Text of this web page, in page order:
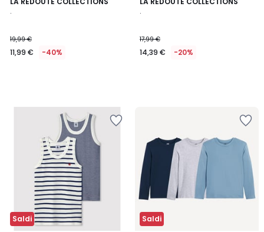
.
19,99 €
11,99 € -40%
.
17,99 €
14,39 € -20%
Saldi Saldi